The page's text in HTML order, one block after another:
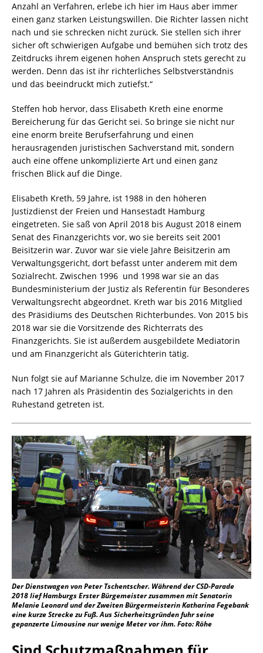
Anzahl an Verfahren, erlebe ich hier im Haus aber immer
einen ganz starken Leistungswillen. Die Richter lassen nicht
nach und sie schrecken nicht zurück. Sie stellen sich ihrer
sicher oft schwierigen Aufgabe und bemühen sich trotz des
Zeitdrucks ihrem eigenen hohen Anspruch stets gerecht zu
werden. Denn das ist ihr richterliches Selbstverständnis
und das beeindruckt mich zutiefst.“
Steffen hob hervor, dass Elisabeth Kreth eine enorme
Bereicherung für das Gericht sei. So bringe sie nicht nur
eine enorm breite Berufserfahrung und einen
herausragenden juristischen Sachverstand mit, sondern
auch eine offene unkomplizierte Art und einen ganz
frischen Blick auf die Dinge.
Elisabeth Kreth, 59 Jahre, ist 1988 in den höheren
Justizdienst der Freien und Hansestadt Hamburg
eingetreten. Sie saß von April 2018 bis August 2018 einem
Senat des Finanzgerichts vor, wo sie bereits seit 2001
Beisitzerin war. Zuvor war sie viele Jahre Beisitzerin am
Verwaltungsgericht, dort befasst unter anderem mit dem
Sozialrecht. Zwischen 1996 und 1998 war sie an das
Bundesministerium der Justiz als Referentin für Besonderes
Verwaltungsrecht abgeordnet. Kreth war bis 2016 Mitglied
des Präsidiums des Deutschen Richterbundes. Von 2015 bis
2018 war sie die Vorsitzende des Richterrats des
Finanzgerichts. Sie ist außerdem ausgebildete Mediatorin
und am Finanzgericht als Güterichterin tätig.
Nun folgt sie auf Marianne Schulze, die im November 2017
nach 17 Jahren als Präsidentin des Sozialgerichts in den
Ruhestand getreten ist.
Der Dienstwagen von Peter Tschentscher. Während der CSD-Parade
2018 lief Hamburgs Erster Bürgemeister zusammen mit Senatorin
Melanie Leonard und der Zweiten Bürgermeisterin Katharina Fegebank
eine kurze Strecke zu Fuß. Aus Sicherheitsgründen fuhr seine
gepanzerte Limousine nur wenige Meter vor ihm. Foto: Röhe